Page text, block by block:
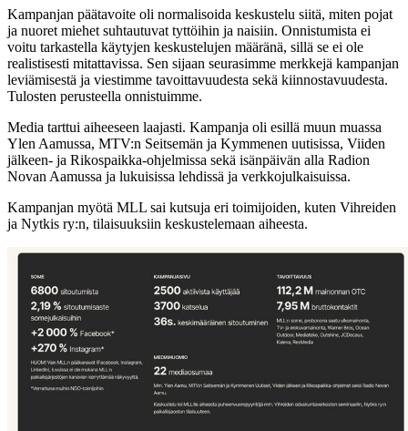
Kampanjan päätavoite oli normalisoida keskustelu siitä, miten pojat
ja nuoret miehet suhtautuvat tyttöihin ja naisiin. Onnistumista ei
voitu tarkastella käytyjen keskustelujen määränä, sillä se ei ole
realistisesti mitattavissa. Sen sijaan seurasimme merkkejä kampanjan
leviämisestä ja viestimme tavoittavuudesta sekä kiinnostavuudesta.
Tulosten perusteella onnistuimme.
Media tarttui aiheeseen laajasti. Kampanja oli esillä muun muassa
Ylen Aamussa, MTV:n Seitsemän ja Kymmenen uutisissa, Viiden
jälkeen- ja Rikospaikka-ohjelmissa sekä isänpäivän alla Radion
Novan Aamussa ja lukuisissa lehdissä ja verkkojulkaisuissa.
Kampanjan myötä MLL sai kutsuja eri toimijoiden, kuten Vihreiden
ja Nytkis ry:n, tilaisuuksiin keskustelemaan aiheesta.